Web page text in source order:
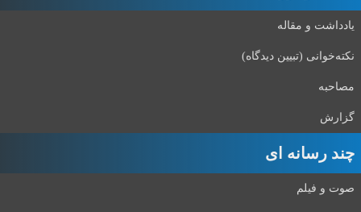
یادداشت و مقاله
نکته‌خوانی (تبیین دیدگاه)
مصاحبه
گزارش
چند رسانه ای
صوت و فیلم